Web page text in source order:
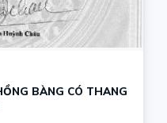
BÀNG CÓ THANG